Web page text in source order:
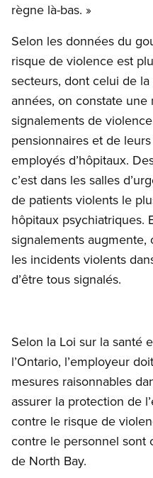
règne là-bas. »
Selon les données du
risque de violence est
secteurs, dont celui de
années, on constate
signalements de
pensionnaires et de
employés d’hôpitaux.
c’est dans les salles
de patients violents le
hôpitaux psychiatriques.
signalements augmente,
les incidents violents
d’être tous signalés.
Selon la Loi sur la santé
l’Ontario, l’employeur
mesures raisonnables
assurer la protection de
contre le risque de
contre le personnel sont
de North Bay.